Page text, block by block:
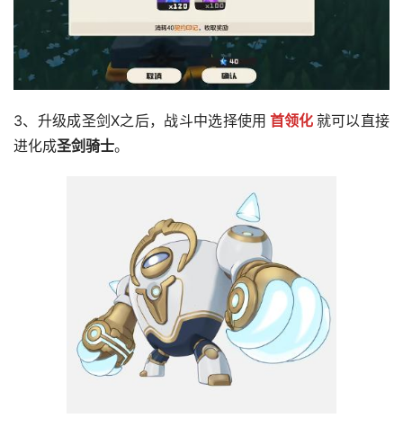
3、升级成圣剑X之后，战斗中选择使用 首领化 就可以直接
进化成圣剑骑士。